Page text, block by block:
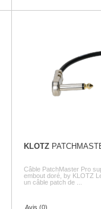
KLOTZ
Câble PatchMaster Pro
embout doré, by KLOTZ
un câble patch de ...
Avis (0)